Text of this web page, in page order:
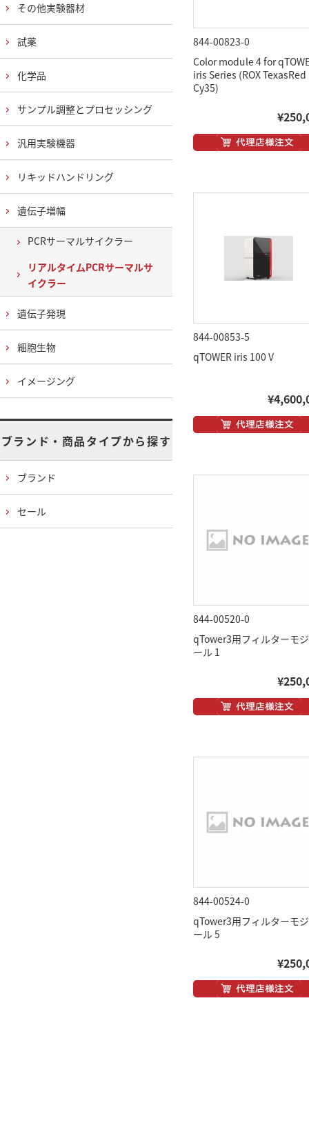
844-00823-0
Color module 4 for
iris Series (ROX TexasRed
Cy35)
844-00853-5
qTOWER iris 100 V
844-00520-0
qTower3用フィルターモ
ール 1
844-00524-0
qTower3用フィルターモ
ール 5
その他実験器材
試薬
化学品
サンプル調整とプロセッシング
汎用実験機器
リキッドハンドリング
遺伝子増幅
PCRサーマルサイクラー
リアルタイムPCRサーマルサ
イクラー
遺伝子発現
細胞生物
イメージング
ブランド・商品タイプから探す
ブランド
セール